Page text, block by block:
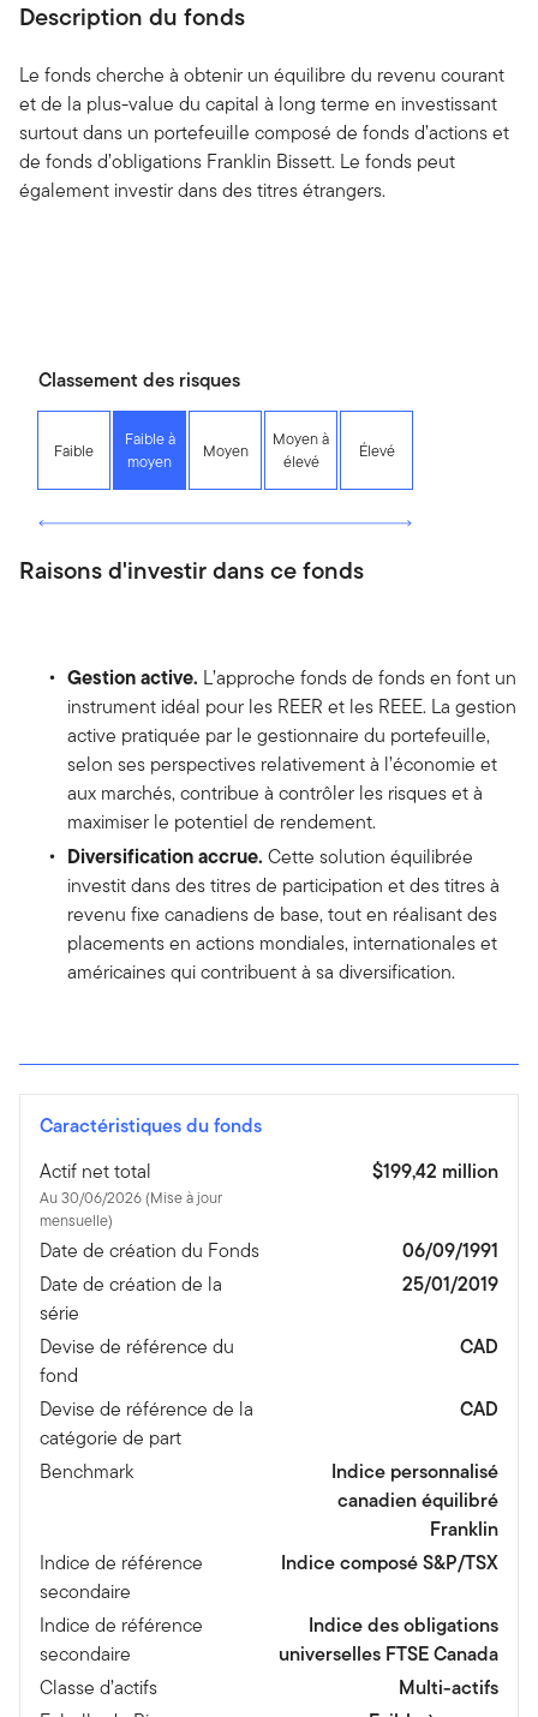
Description du fonds
Le fonds cherche à obtenir un équilibre du revenu courant
et de la plus-value du capital à long terme en investissant
surtout dans un portefeuille composé de fonds d’actions et
de fonds d’obligations Franklin Bissett. Le fonds peut
également investir dans des titres étrangers.
Classement des risques
Faible
Faible à
moyen
Moyen
Moyen à
élevé
Élevé
Raisons d'investir dans ce fonds
Gestion active. L’approche fonds de fonds en font un
instrument idéal pour les REER et les REEE. La gestion
active pratiquée par le gestionnaire du portefeuille,
selon ses perspectives relativement à l’économie et
aux marchés, contribue à contrôler les risques et à
maximiser le potentiel de rendement.
Diversification accrue. Cette solution équilibrée
investit dans des titres de participation et des titres à
revenu fixe canadiens de base, tout en réalisant des
placements en actions mondiales, internationales et
américaines qui contribuent à sa diversification.
Caractéristiques du fonds
Actif net total
Au 30/06/2026 (Mise à jour
mensuelle)
$199,42 million
Date de création du Fonds
06/09/1991
Date de création de la
série
25/01/2019
Devise de référence du
fond
CAD
Devise de référence de la
catégorie de part
CAD
Benchmark
Indice personnalisé
canadien équilibré
Franklin
Indice de référence
secondaire
Indice composé S&P/TSX
Indice de référence
secondaire
Indice des obligations
universelles FTSE Canada
Classe d’actifs
Multi-actifs